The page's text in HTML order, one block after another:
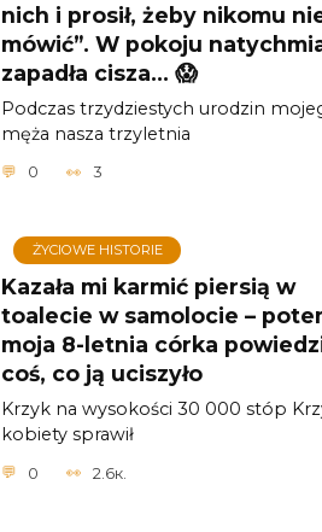
nich i prosił, żeby nikomu
mówić”. W pokoju
zapadła cisza… 😱
Podczas trzydziestych urodzin
męża nasza trzyletnia
0 3
ŻYCIOWE HISTORIE
Kazała mi karmić piersią w
toalecie w samolocie –
moja 8-letnia córka
coś, co ją uciszyło
Krzyk na wysokości 30 000 stóp
kobiety sprawił
0 2.6к.